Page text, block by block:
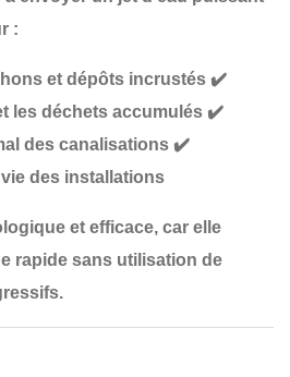
:
et dépôts incrustés ✔️
les déchets accumulés ✔️
des canalisations ✔️
des installations
et efficace, car elle
rapide sans utilisation de